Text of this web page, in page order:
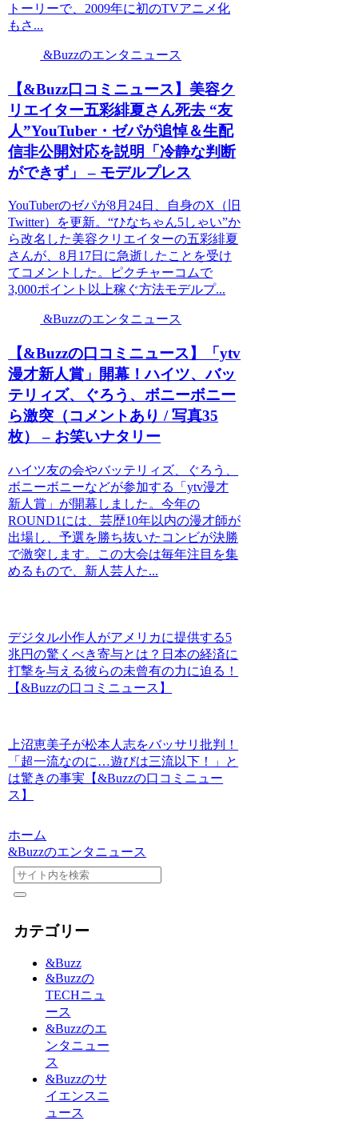
トーリーで、2009年に初のTVアニメ化
もさ...
&Buzzのエンタニュース
【&Buzz口コミニュース】美容ク
リエイター五彩緋夏さん死去 “友
人”YouTuber・ゼパが追悼＆生配
信非公開対応を説明「冷静な判断
ができず」 – モデルプレス
YouTuberのゼパが8月24日、自身のX（旧
Twitter）を更新。“ひなちゃん5しゃい”か
ら改名した美容クリエイターの五彩緋夏
さんが、8月17日に急逝したことを受け
てコメントした。ピクチャーコムで
3,000ポイント以上稼ぐ方法モデルプ...
&Buzzのエンタニュース
【&Buzzの口コミニュース】「ytv
漫才新人賞」開幕！ハイツ、バッ
テリィズ、ぐろう、ボニーボニー
ら激突（コメントあり / 写真35
枚） – お笑いナタリー
ハイツ友の会やバッテリィズ、ぐろう、
ボニーボニーなどが参加する「ytv漫才
新人賞」が開幕しました。今年の
ROUND1には、芸歴10年以内の漫才師が
出場し、予選を勝ち抜いたコンビが決勝
で激突します。この大会は毎年注目を集
めるもので、新人芸人た...
デジタル小作人がアメリカに提供する5
兆円の驚くべき寄与とは？日本の経済に
打撃を与える彼らの未曾有の力に迫る！
【&Buzzの口コミニュース】
上沼恵美子が松本人志をバッサリ批判！
「超一流なのに…遊びは三流以下！」と
は驚きの事実【&Buzzの口コミニュー
ス】
ホーム
&Buzzのエンタニュース
カテゴリー
&Buzz
&Buzzの
TECHニュ
ース
&Buzzのエ
ンタニュー
ス
&Buzzのサ
イエンスニ
ュース